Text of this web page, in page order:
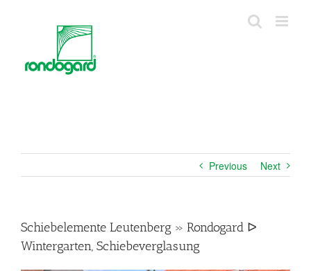
Previous Next
Schiebelemente Leutenberg » Rondogard ᐅ
Wintergarten, Schiebeverglasung